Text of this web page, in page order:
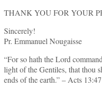
THANK YOU FOR YOUR
Sincerely!
Pr. Emmanuel Nougaisse
“For so hath the Lord
light of the Gentiles, that thou
ends of the earth.” – Acts 13:47